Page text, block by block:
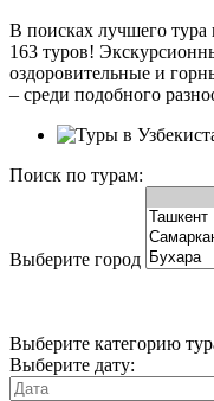
В поисках лучшего
163 туров!
оздоровительные и
– среди подобного
Поиск по турам:
Выберите город
Выберите категорию
Выберите дату: